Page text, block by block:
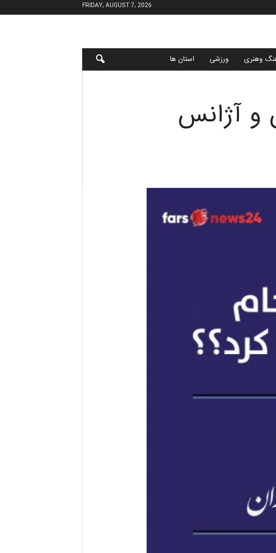
FRIDAY, AUGUST 7, 2026
وهنری ورزشی استان ها
و آژانس